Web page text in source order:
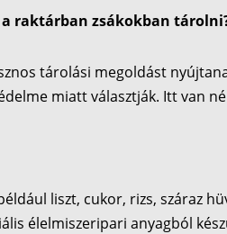
raktárban zsákokban
tárolási megoldást
miatt választják. Itt van
liszt, cukor, rizs, száraz
élelmiszeripari anyagból